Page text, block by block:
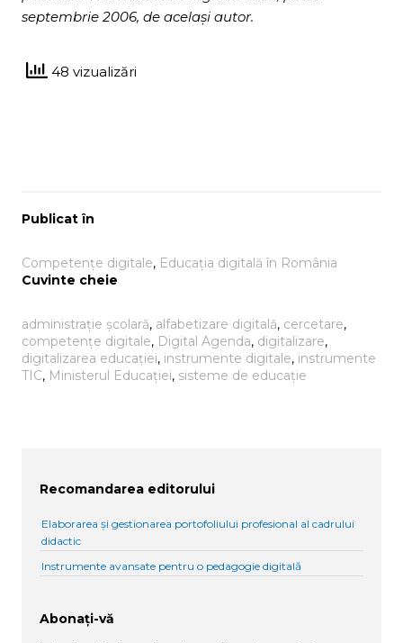
septembrie 2006, de același autor.
48 vizualizări
Publicat în
Competențe digitale, Educația digitală în România
Cuvinte cheie
administrație școlară, alfabetizare digitală, cercetare
competențe digitale, Digital Agenda, digitalizare
digitalizarea educației, instrumente digitale, instrumente
TIC, Ministerul Educației, sisteme de educație
Recomandarea editorului
Elaborarea și gestionarea portofoliului profesional al cadrului
didactic
Instrumente avansate pentru o pedagogie digitală
Abonați-vă